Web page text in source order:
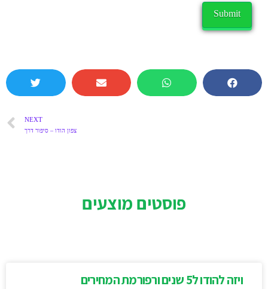
NEXT
צפון הודו – סיפור דרך
פוסטים מוצעים
ויזה להודו ל5 שנים ורפורמת המחירים